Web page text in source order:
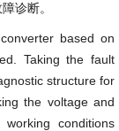
诊断。
based on
Taking the fault
structure for
the voltage and
conditions